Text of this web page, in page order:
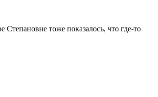
Степановне тоже показалось, что где-то